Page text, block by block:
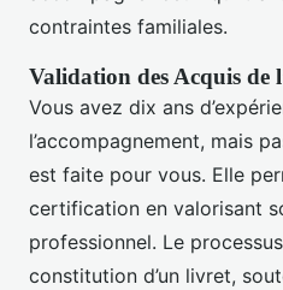
contraintes familiales.
Validation des Acquis de
Vous avez dix ans
l’accompagnement, mais
est faite pour vous. Elle
certification en valorisant
professionnel. Le
constitution d’un livret,